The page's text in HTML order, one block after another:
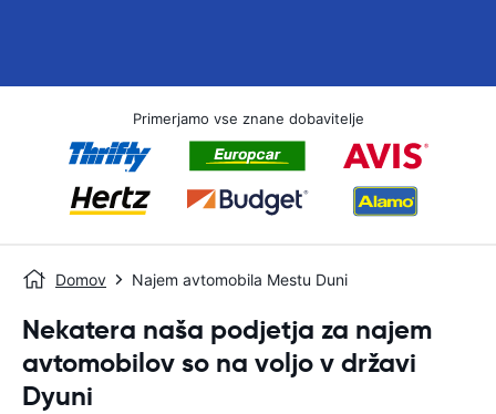
Primerjamo vse znane dobavitelje
Domov Najem avtomobila Mestu Duni
Nekatera naša podjetja za najem
avtomobilov so na voljo v državi
Dyuni